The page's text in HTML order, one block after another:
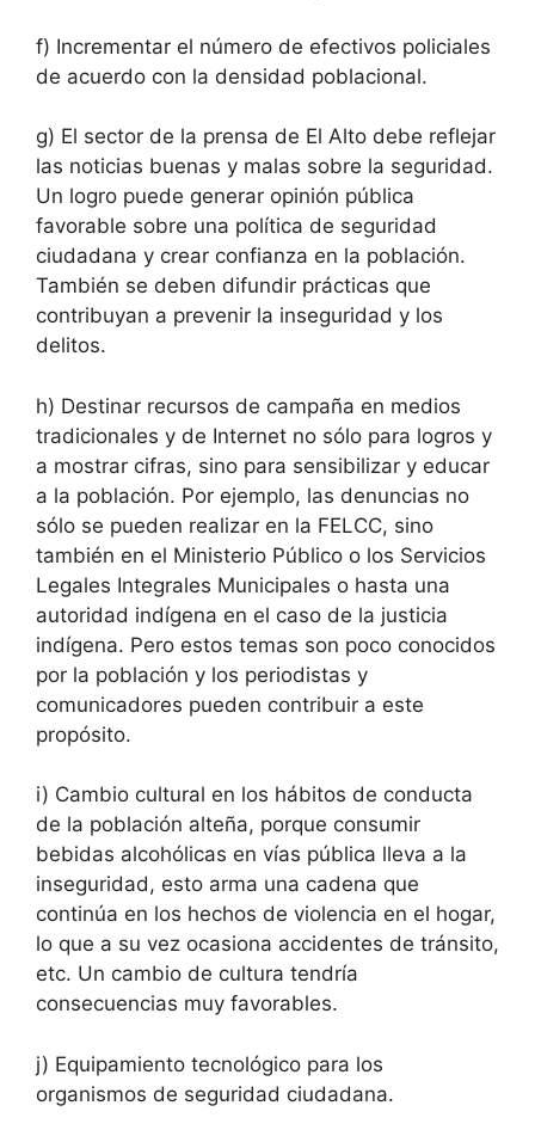
f) Incrementar el número de efectivos policiales
de acuerdo con la densidad poblacional.
g) El sector de la prensa de El Alto debe reflejar
las noticias buenas y malas sobre la seguridad.
Un logro puede generar opinión pública
favorable sobre una política de seguridad
ciudadana y crear confianza en la población.
También se deben difundir prácticas que
contribuyan a prevenir la inseguridad y los
delitos.
h) Destinar recursos de campaña en medios
tradicionales y de Internet no sólo para logros y
a mostrar cifras, sino para sensibilizar y educar
a la población. Por ejemplo, las denuncias no
sólo se pueden realizar en la FELCC, sino
también en el Ministerio Público o los Servicios
Legales Integrales Municipales o hasta una
autoridad indígena en el caso de la justicia
indígena. Pero estos temas son poco conocidos
por la población y los periodistas y
comunicadores pueden contribuir a este
propósito.
i) Cambio cultural en los hábitos de conducta
de la población alteña, porque consumir
bebidas alcohólicas en vías pública lleva a la
inseguridad, esto arma una cadena que
continúa en los hechos de violencia en el hogar,
lo que a su vez ocasiona accidentes de tránsito,
etc. Un cambio de cultura tendría
consecuencias muy favorables.
j) Equipamiento tecnológico para los
organismos de seguridad ciudadana.